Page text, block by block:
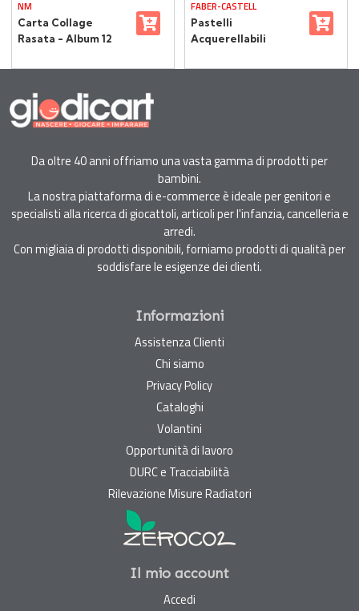
NM
Carta Collage
Rasata - Album 12
Colori Assortiti
FABER-CASTELL
Pastelli
Acquerellabili
12 Colori
Da oltre 40 anni offriamo una vasta gamma di prodotti per
bambini.
La nostra piattaforma di e-commerce è ideale per genitori e
specialisti alla ricerca di giocattoli, articoli per l'infanzia, cancelleria e
arredi.
Con migliaia di prodotti disponibili, forniamo prodotti di qualità per
soddisfare le esigenze dei clienti.
Informazioni
Assistenza Clienti
Chi siamo
Privacy Policy
Cataloghi
Volantini
Opportunità di lavoro
DURC e Tracciabilità
Rilevazione Misure Radiatori
Il mio account
Accedi